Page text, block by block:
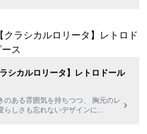
シカルロリータ】レトロドール
のある雰囲気を持ちつつ、 胸元のレ
らしさも忘れないデザインに...